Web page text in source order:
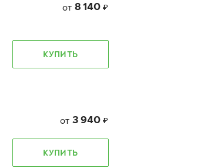
от 8 140 ₽
КУПИТЬ
от 3 940 ₽
КУПИТЬ